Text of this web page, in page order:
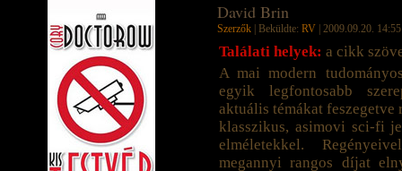
David Brin
Szerzők | Beküldte: RV | 2009.09.20.
Találati helyek: a cikk
A mai modern
egyik legfontosabb
aktuális témákat
klasszikus, asimovi sci-fi
elméletekkel.
megannyi rangos díjat